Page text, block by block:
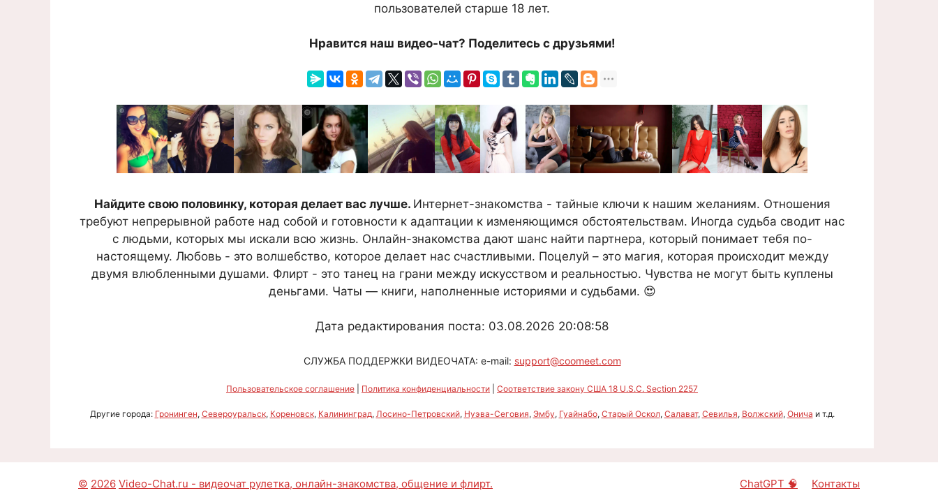
пользователей старше 18 лет.
Нравится наш видео-чат? Поделитесь с друзьями!
Найдите свою половинку, которая делает вас лучше. Интернет-знакомства - тайные ключи к нашим желаниям. Отношения
требуют непрерывной работе над собой и готовности к адаптации к изменяющимся обстоятельствам. Иногда судьба сводит нас
с людьми, которых мы искали всю жизнь. Онлайн-знакомства дают шанс найти партнера, который понимает тебя по-
настоящему. Любовь - это волшебство, которое делает нас счастливыми. Поцелуй – это магия, которая происходит между
двумя влюбленными душами. Флирт - это танец на грани между искусством и реальностью. Чувства не могут быть куплены
деньгами. Чаты — книги, наполненные историями и судьбами. 😍
Дата редактирования поста: 03.08.2026 20:08:58
СЛУЖБА ПОДДЕРЖКИ ВИДЕОЧАТА: e-mail: support@coomeet.com
Пользовательское соглашение Политика конфиденциальности Соответствие закону США 18 U.S.C. Section 2257
Другие города: Гронинген, Североуральск, Кореновск, Калининград, Лосино-Петровский, Нуэва-Сеговия, Эмбу, Гуайнабо, Старый Оскол, Салават, Севилья, Волжский, Онича и т.д.
ChatGPT 🧠 Контакты
© 2026 Video-Chat.ru - видеочат рулетка, онлайн-знакомства, общение и флирт.